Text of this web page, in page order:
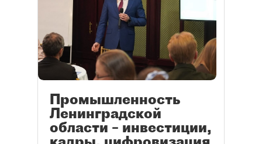
Промышленность
Ленинградской
области – инвестиции,